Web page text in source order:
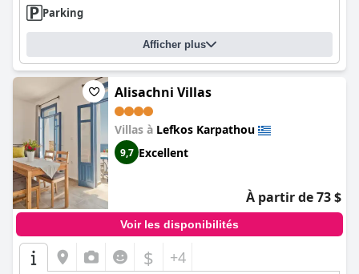
Parking
Afficher plus
Alisachni Villas
Villas à Lefkos Karpathou
9,7 Excellent
À partir de 73 $
Voir les disponibilités
$ +4